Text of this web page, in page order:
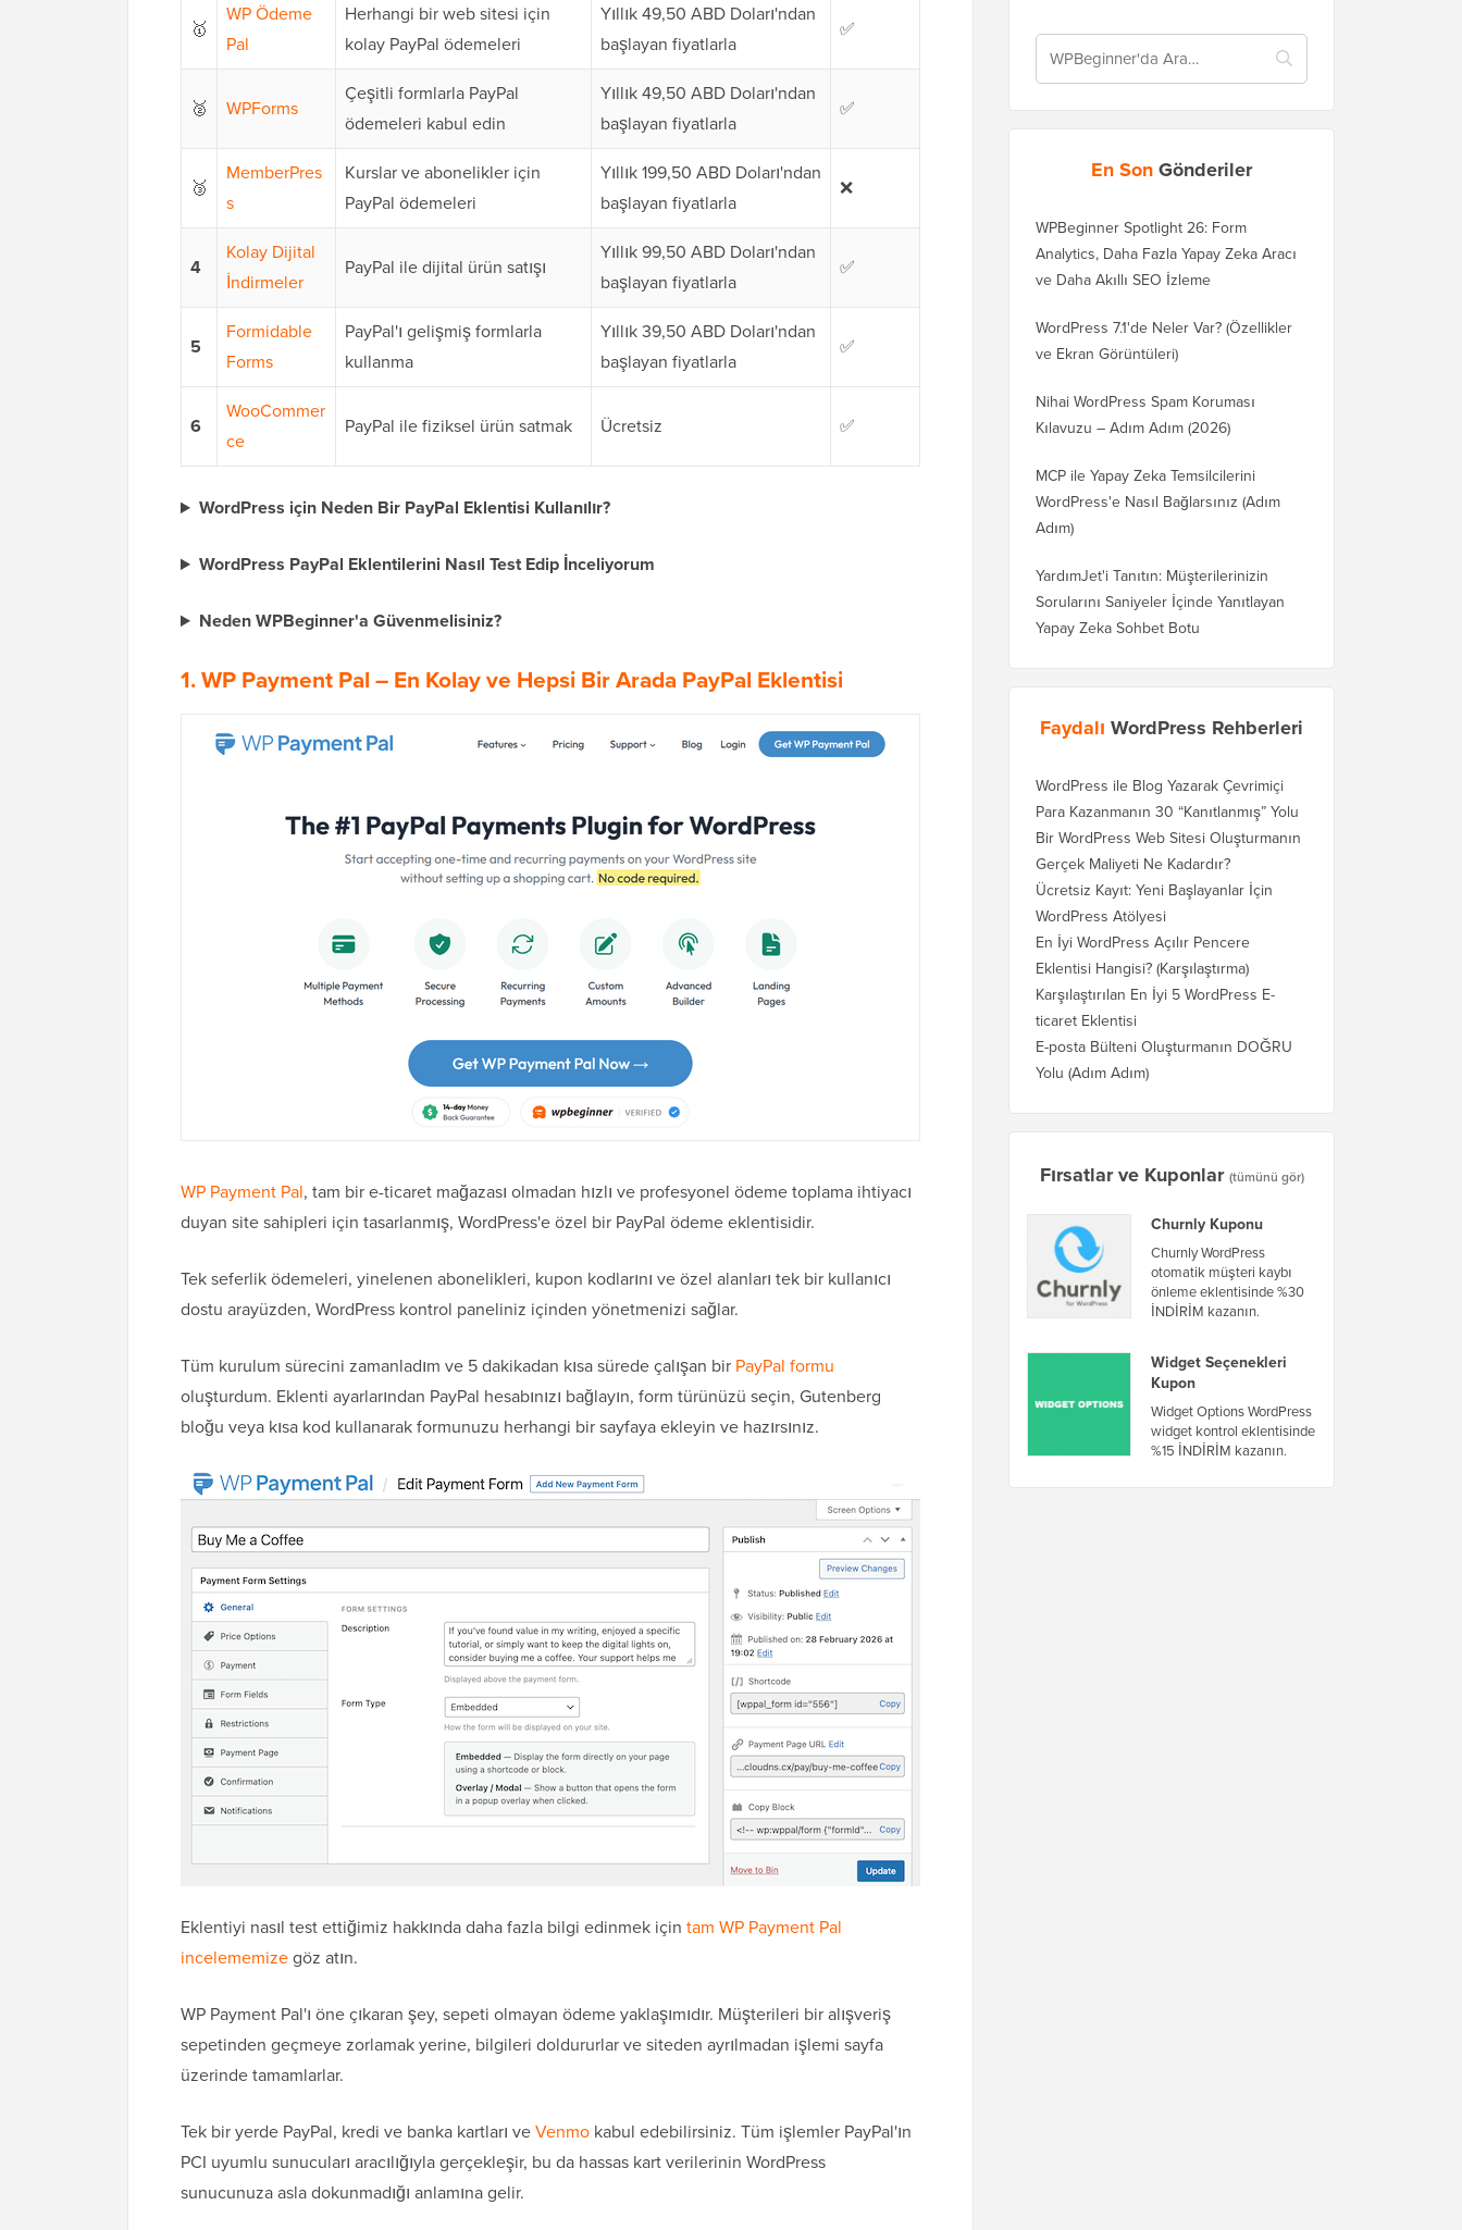
🥇
WP Ödeme
Pal
Herhangi bir web sitesi için
kolay PayPal ödemeleri
Yıllık 49,50 ABD Doları'ndan
başlayan fiyatlarla
✅
🥈 WPForms
Çeşitli formlarla PayPal
ödemeleri kabul edin
Yıllık 49,50 ABD Doları'ndan
başlayan fiyatlarla
✅
🥉
MemberPres
s
Kurslar ve abonelikler için
PayPal ödemeleri
Yıllık 199,50 ABD Doları'ndan
başlayan fiyatlarla
❌
4
Kolay Dijital
İndirmeler
PayPal ile dijital ürün satışı
Yıllık 99,50 ABD Doları'ndan
başlayan fiyatlarla
✅
5
Formidable
Forms
PayPal'ı gelişmiş formlarla
kullanma
Yıllık 39,50 ABD Doları'ndan
başlayan fiyatlarla
✅
6
WooCommer
ce
PayPal ile fiziksel ürün satmak Ücretsiz ✅
WordPress için Neden Bir PayPal Eklentisi Kullanılır?
WordPress PayPal Eklentilerini Nasıl Test Edip İnceliyorum
Neden WPBeginner'a Güvenmelisiniz?
1. WP Payment Pal – En Kolay ve Hepsi Bir Arada PayPal Eklentisi
WP Payment Pal, tam bir e-ticaret mağazası olmadan hızlı ve profesyonel ödeme toplama ihtiyacı
duyan site sahipleri için tasarlanmış, WordPress'e özel bir PayPal ödeme eklentisidir.
Tek seferlik ödemeleri, yinelenen abonelikleri, kupon kodlarını ve özel alanları tek bir kullanıcı
dostu arayüzden, WordPress kontrol paneliniz içinden yönetmenizi sağlar.
Tüm kurulum sürecini zamanladım ve 5 dakikadan kısa sürede çalışan bir PayPal formu
oluşturdum. Eklenti ayarlarından PayPal hesabınızı bağlayın, form türünüzü seçin, Gutenberg
bloğu veya kısa kod kullanarak formunuzu herhangi bir sayfaya ekleyin ve hazırsınız.
Eklentiyi nasıl test ettiğimiz hakkında daha fazla bilgi edinmek için tam WP Payment Pal
incelememizegöz atın.
WP Payment Pal'ı öne çıkaran şey, sepeti olmayan ödeme yaklaşımıdır. Müşterileri bir alışveriş
sepetinden geçmeye zorlamak yerine, bilgileri doldururlar ve siteden ayrılmadan işlemi sayfa
üzerinde tamamlarlar.
Tek bir yerde PayPal, kredi ve banka kartları veVenmo kabul edebilirsiniz. Tüm işlemler PayPal'ın
PCI uyumlu sunucuları aracılığıyla gerçekleşir, bu da hassas kart verilerinin WordPress
sunucunuza asla dokunmadığı anlamına gelir.
En SonGönderiler
WPBeginner Spotlight 26: Form
Analytics, Daha Fazla Yapay Zeka Aracı
ve Daha Akıllı SEO İzleme
WordPress 7.1'de Neler Var? (Özellikler
ve Ekran Görüntüleri)
Nihai WordPress Spam Koruması
Kılavuzu – Adım Adım (2026)
MCP ile Yapay Zeka Temsilcilerini
WordPress'e Nasıl Bağlarsınız (Adım
Adım)
YardımJet'i Tanıtın: Müşterilerinizin
Sorularını Saniyeler İçinde Yanıtlayan
Yapay Zeka Sohbet Botu
Faydalı WordPress Rehberleri
WordPress ile Blog Yazarak Çevrimiçi
Para Kazanmanın 30 “Kanıtlanmış” Yolu
Bir WordPress Web Sitesi Oluşturmanın
Gerçek Maliyeti Ne Kadardır?
Ücretsiz Kayıt: Yeni Başlayanlar İçin
WordPress Atölyesi
En İyi WordPress Açılır Pencere
Eklentisi Hangisi? (Karşılaştırma)
Karşılaştırılan En İyi 5 WordPress E-
ticaret Eklentisi
E-posta Bülteni Oluşturmanın DOĞRU
Yolu (Adım Adım)
Fırsatlar ve Kuponlar (tümünü gör)
Churnly Kuponu
Churnly WordPress
otomatik müşteri kaybı
önleme eklentisinde %30
İNDİRİM kazanın.
Widget Seçenekleri
Kupon
Widget Options WordPress
widget kontrol eklentisinde
%15 İNDİRİM kazanın.